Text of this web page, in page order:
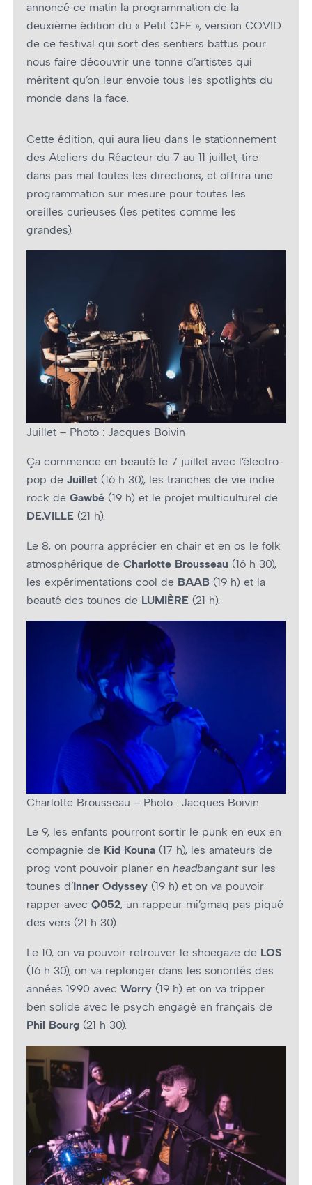
annoncé ce matin la programmation de la
deuxième édition du « Petit OFF », version COVID
de ce festival qui sort des sentiers battus pour
nous faire découvrir une tonne d’artistes qui
méritent qu’on leur envoie tous les spotlights du
monde dans la face.
Cette édition, qui aura lieu dans le stationnement
des Ateliers du Réacteur du 7 au 11 juillet, tire
dans pas mal toutes les directions, et offrira une
programmation sur mesure pour toutes les
oreilles curieuses (les petites comme les
grandes).
Juillet – Photo : Jacques Boivin
Ça commence en beauté le 7 juillet avec l’électro-
pop de Juillet (16 h 30), les tranches de vie indie
rock de Gawbé (19 h) et le projet multiculturel de
DE.VILLE (21 h).
Le 8, on pourra apprécier en chair et en os le folk
atmosphérique de Charlotte Brousseau (16 h 30),
les expérimentations cool de BAAB (19 h) et la
beauté des tounes de LUMIÈRE (21 h).
Charlotte Brousseau – Photo : Jacques Boivin
Le 9, les enfants pourront sortir le punk en eux en
compagnie de Kid Kouna (17 h), les amateurs de
prog vont pouvoir planer en headbangantsur les
tounes d’Inner Odyssey (19 h) et on va pouvoir
rapper avec Q052, un rappeur mi’gmaq pas piqué
des vers (21 h 30).
Le 10, on va pouvoir retrouver le shoegaze de LOS
(16 h 30), on va replonger dans les sonorités des
années 1990 avec Worry (19 h) et on va tripper
ben solide avec le psych engagé en français de
Phil Bourg (21 h 30).